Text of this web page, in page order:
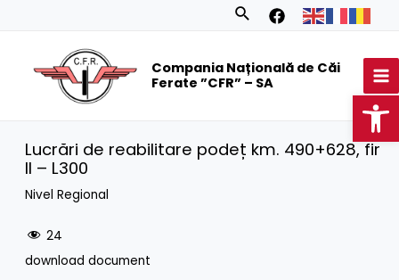
Search
Compania Națională de Căi
Ferate ”CFR” – SA
Lucrări de reabilitare podeț km. 490+628, fir
II – L300
Nivel Regional
24
download document